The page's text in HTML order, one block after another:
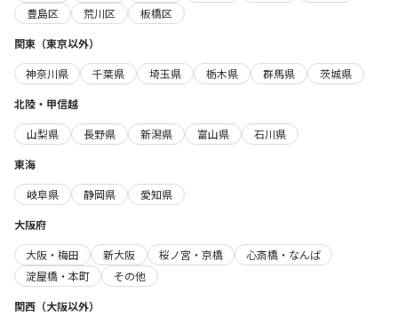
豊島区
荒川区
板橋区
関東（東京以外）
神奈川県
千葉県 埼玉県 栃木県 群馬県
茨城県
北陸・甲信越
山梨県
長野県 新潟県 富山県
石川県
東海
岐阜県
静岡県
愛知県
大阪府
大阪・梅田
新大阪 桜ノ宮・京橋
心斎橋・なんば
淀屋橋・本町
その他
関西（大阪以外）